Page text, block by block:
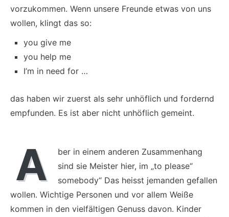
vorzukommen. Wenn unsere Freunde etwas von uns
wollen, klingt das so:
you give me
you help me
I’m in need for …
das haben wir zuerst als sehr unhöflich und fordernd
empfunden. Es ist aber nicht unhöflich gemeint.
A
ber in einem anderen Zusammenhang
sind sie Meister hier, im „to please“
somebody“ Das heisst jemanden gefallen
wollen. Wichtige Personen und vor allem Weiße
kommen in den vielfältigen Genuss davon. Kinder